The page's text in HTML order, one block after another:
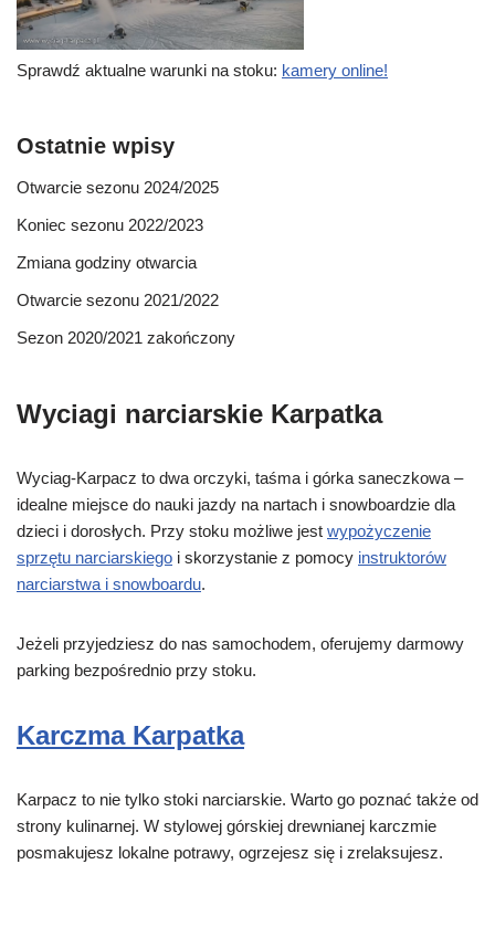
Sprawdź aktualne warunki na stoku: kamery online!
Ostatnie wpisy
Otwarcie sezonu 2024/2025
Koniec sezonu 2022/2023
Zmiana godziny otwarcia
Otwarcie sezonu 2021/2022
Sezon 2020/2021 zakończony
Wyciagi narciarskie Karpatka
Wyciag-Karpacz to dwa orczyki, taśma i górka saneczkowa –
idealne miejsce do nauki jazdy na nartach i snowboardzie dla
dzieci i dorosłych. Przy stoku możliwe jest wypożyczenie
sprzętu narciarskiego i skorzystanie z pomocy instruktorów
narciarstwa i snowboardu.
Jeżeli przyjedziesz do nas samochodem, oferujemy darmowy
parking bezpośrednio przy stoku.
Karczma Karpatka
Karpacz to nie tylko stoki narciarskie. Warto go poznać także od
strony kulinarnej. W stylowej górskiej drewnianej karczmie
posmakujesz lokalne potrawy, ogrzejesz się i zrelaksujesz.